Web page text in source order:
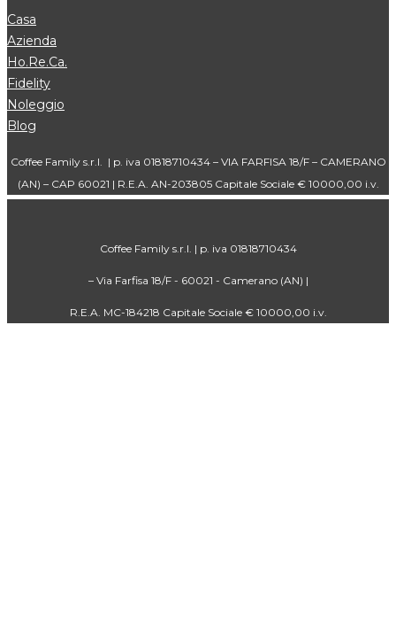
Casa
Azienda
Ho.Re.Ca.
Fidelity
Noleggio
Blog
Coffee Family s.r.l. | p. iva 01818710434 – VIA FARFISA 18/F – CAMERANO
(AN) – CAP 60021 | R.E.A. AN-203805 Capitale Sociale € 10000,00 i.v.
Coffee Family s.r.l. | p. iva 01818710434
– Via Farfisa 18/F - 60021 - Camerano (AN) |
R.E.A. MC-184218 Capitale Sociale € 10000,00 i.v.